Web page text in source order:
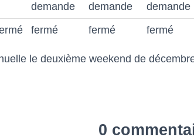
demande
demande
demande
fermé fermé fermé
le deuxième weekend de
0